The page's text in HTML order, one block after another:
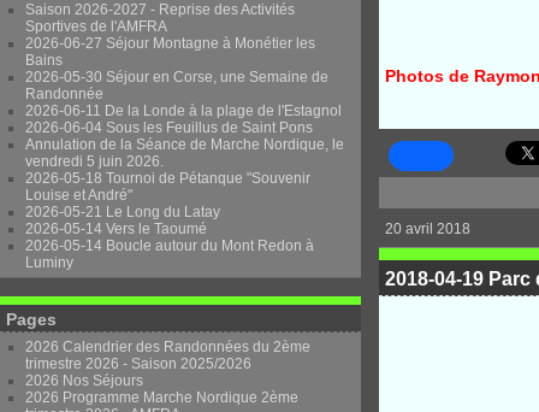
Saison 2026-2027 - Reprise des Activités
Sportives de l'AMFRA
2026-06-27 Séjour Montagne à Monétier les
Bains
2026-05-30 Séjour en Corse, une Semaine de
Randonnée
2026-06-11 De la Londe à la plage de l'Estagnol
2026-06-04 Sous les Feuillus de Saint Pons
Annulation de la Séance de Marche Nordique, le
vendredi 5 juin 2026.
2026-05-18 Tournoi de Pétanque "Souvenir
Louise et André"
2026-05-21 Le Long du Latay
2026-05-14 Vers le Taoumé
2026-05-14 Boucle autour du Mont Redon à
Luminy
Pages
2026 Calendrier des Randonnées du 2ème
trimestre 2026 - Saison 2025/2026
2026 Nos Séjours
2026 Programme Marche Nordique 2ème
Photos de
20 avril 2018
2018-04-19